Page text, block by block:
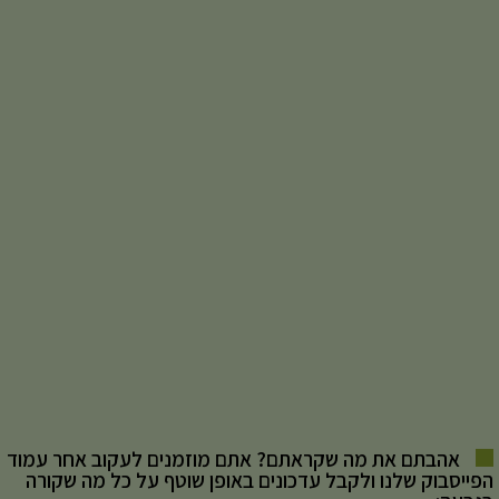
אהבתם את מה שקראתם? אתם מוזמנים לעקוב אחר עמוד
הפייסבוק שלנו ולקבל עדכונים באופן שוטף על כל מה שקורה